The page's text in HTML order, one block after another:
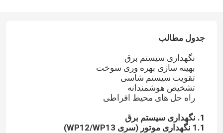
جدول مطالب
نگهداری سیستم برق
بهینه سازی بهره وری سوخت
تقویت سیستم شاسی
تشخیص هوشمندانه
راه حل های محیط افراطی
1. نگهداری سیستم برق
1.1 نگهداری موتور (سری WP12/WP13)